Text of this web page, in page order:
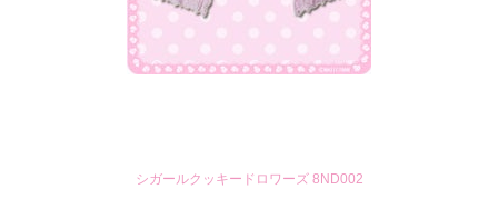
シガールクッキードロワーズ 8ND002